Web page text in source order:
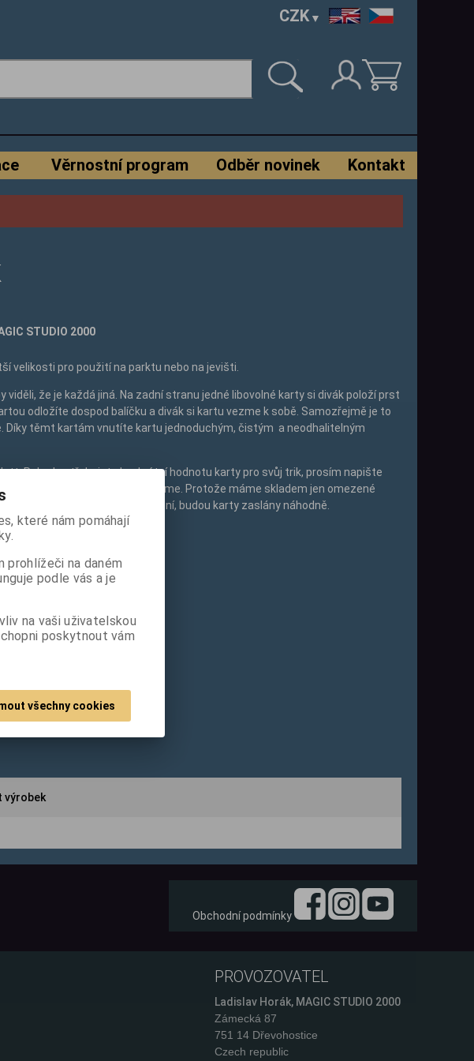
CZK
Věrnostní program Odběr novinek Kontakt
STUDIO 2000
velikosti pro použití na parktu nebo na jevišti.
viděli, že je každá jiná. Na zadní stranu jedné libovolné karty si divák položí prst
odložíte dospod balíčku a divák si kartu vezme k sobě. Samozřejmě je to
Díky těmt kartám vnutíte kartu jednoduchým, čistým a neodhalitelným
Pokud potřebujete konkrétní hodnotu karty pro svůj trik, prosím napište
bude skladem rádi vám ji zašleme. Protože máme skladem jen omezené
variant. Bez vašeho upřesnění, budou karty zaslány náhodně.
207 Kč)
do košíku Tisk
výrobek
Obchodní podmínky
PROVOZOVATEL
Ladislav Horák, MAGIC STUDIO 2000
Zámecká 87
751 14 Dřevohostice
Czech republic
které nám pomáhají
prohlížeči na daném
podle vás a je
na vaši uživatelskou
poskytnout vám
všechny cookies